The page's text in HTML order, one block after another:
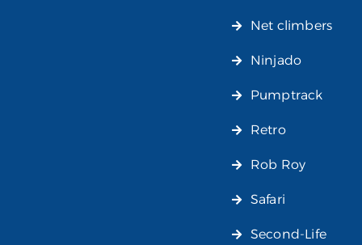
Net climbers
Ninjado
Pumptrack
Retro
Rob Roy
Safari
Second-Life